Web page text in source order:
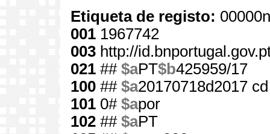
Etiqueta de registo:
001 1967742
003 http://
021 ## $aPT$b425959/17
100 ## $a20170718d2017
101 0# $apor
102 ## $aPT